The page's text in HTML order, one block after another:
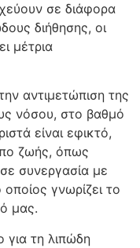
σε διάφορα
διήθησης, οι
μέτρια
αντιμετώπιση της
νόσου, στο βαθμό
είναι εφικτό,
ζωής, όπως
συνεργασία με
γνωρίζει το
μας.
για τη λιπώδη